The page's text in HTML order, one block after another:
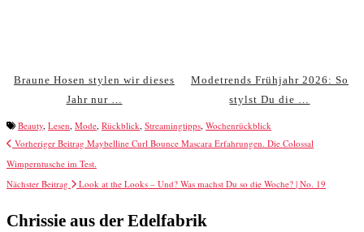
Braune Hosen stylen wir dieses
Jahr nur …
Modetrends Frühjahr 2026: So
stylst Du die …
Beauty, Lesen, Mode, Rückblick, Streamingtipps, Wochenrückblick
Vorheriger Beitrag Maybelline Curl Bounce Mascara Erfahrungen. Die Colossal
Wimperntusche im Test.
Nächster Beitrag
Look at the Looks – Und? Was machst Du so die Woche? | No. 19
Chrissie aus der Edelfabrik